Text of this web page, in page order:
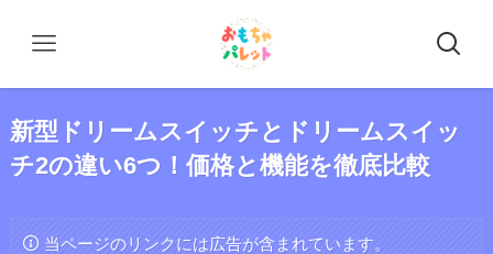
新型ドリームスイッチとドリームスイッ
チ2の違い6つ！価格と機能を徹底比較
当ページのリンクには広告が含まれています。